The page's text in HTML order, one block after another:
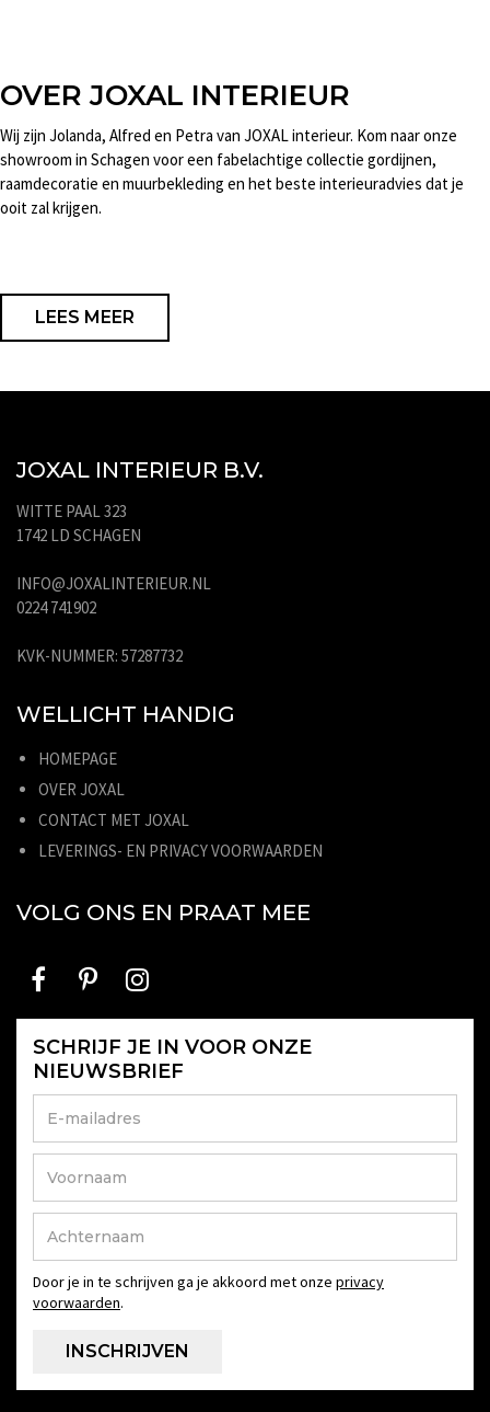
OVER JOXAL INTERIEUR
Wij zijn Jolanda, Alfred en Petra van JOXAL interieur. Kom naar onze
showroom in Schagen voor een fabelachtige collectie gordijnen,
raamdecoratie en muurbekleding en het beste interieuradvies dat je
ooit zal krijgen.
LEES MEER
JOXAL INTERIEUR B.V.
WITTE PAAL 323
1742 LD SCHAGEN
INFO@JOXALINTERIEUR.NL
0224 741902
KVK-NUMMER: 57287732
WELLICHT HANDIG
HOMEPAGE
OVER JOXAL
CONTACT MET JOXAL
LEVERINGS- EN PRIVACY VOORWAARDEN
VOLG ONS EN PRAAT MEE
SCHRIJF JE IN VOOR ONZE
NIEUWSBRIEF
Door je in te schrijven ga je akkoord met onze privacy
voorwaarden.